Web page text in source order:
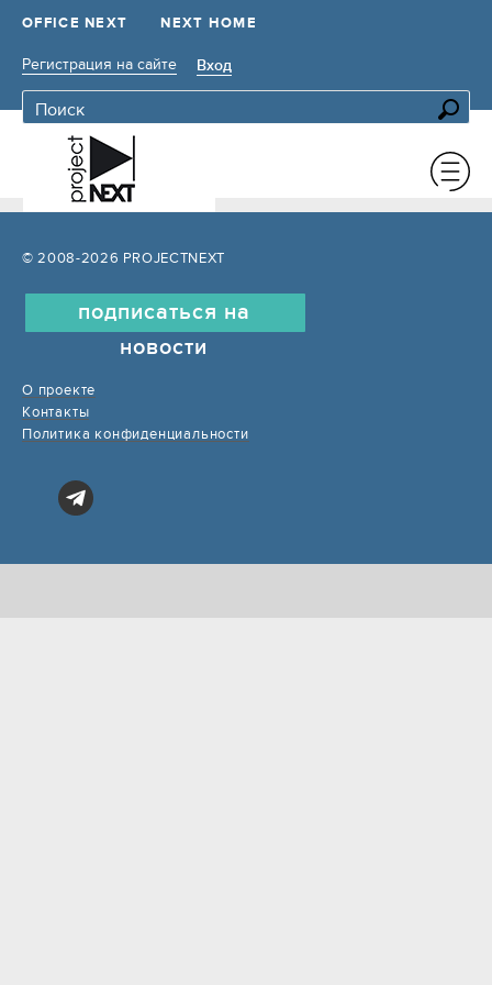
OFFICE NEXT NEXT HOME
Регистрация на сайте Вход
© 2008-2026 PROJECTNEXT
подписаться на
новости
О проекте
Контакты
Политика конфиденциальности